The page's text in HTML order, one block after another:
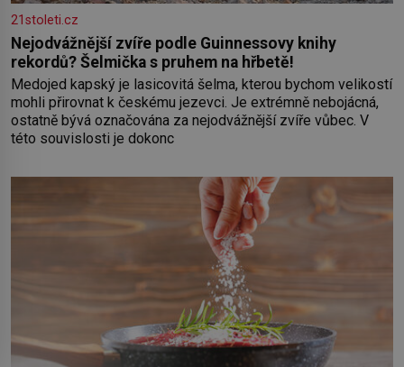
21stoleti.cz
Nejodvážnější zvíře podle Guinnessovy knihy
rekordů? Šelmička s pruhem na hřbetě!
Medojed kapský je lasicovitá šelma, kterou bychom velikostí
mohli přirovnat k českému jezevci. Je extrémně nebojácná,
ostatně bývá označována za nejodvážnější zvíře vůbec. V
této souvislosti je dokonc